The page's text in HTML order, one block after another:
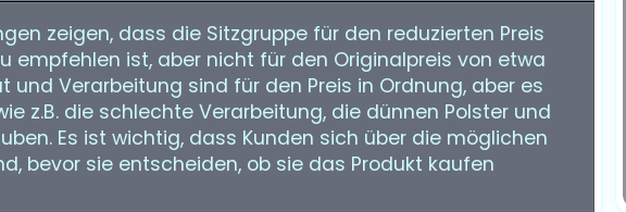
zeigen, dass die Sitzgruppe für den reduzierten Preis
empfehlen ist, aber nicht für den Originalpreis von etwa
und Verarbeitung sind für den Preis in Ordnung, aber es
z.B. die schlechte Verarbeitung, die dünnen Polster und
Es ist wichtig, dass Kunden sich über die möglichen
bevor sie entscheiden, ob sie das Produkt kaufen